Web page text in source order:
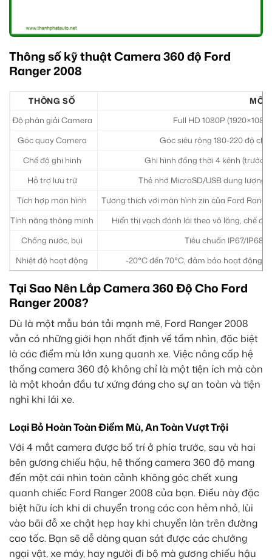
Thông số kỹ thuật Camera 360 độ Ford
Ranger 2008
THÔNG SỐ
MÔ
Độ phân giải Camera
Full HD 1080P
Góc quay Camera
Góc siêu rộng 180-220 độ
Chế độ ghi hình
Ghi hình đồng thời 4 kênh (trước,
Hỗ trợ lưu trữ
Thẻ nhớ MicroSD/USB dung lượng
Tích hợp màn hình
Tương thích với màn hình zin của Ford
Tính năng thông minh
Hiển thị vạch đánh lái theo vô lăng, chế
Chống nước, bụi
Tiêu chuẩn IP67/IP68
Nhiệt độ hoạt động
-20°C đến 70°C, đảm bảo hoạt động
Tại Sao Nên Lắp Camera 360 Độ Cho Ford
Ranger 2008?
Dù là một mẫu bán tải mạnh mẽ, Ford Ranger 2008
vẫn có những giới hạn nhất định về tầm nhìn, đặc biệt
là các điểm mù lớn xung quanh xe. Việc nâng cấp hệ
thống camera 360 độ không chỉ là một tiện ích mà còn
là một khoản đầu tư xứng đáng cho sự an toàn và tiện
nghi khi lái xe.
Loại Bỏ Hoàn Toàn Điểm Mù, An Toàn Vượt Trội
Với 4 mắt camera được bố trí ở phía trước, sau và hai
bên gương chiếu hậu, hệ thống camera 360 độ mang
đến một cái nhìn toàn cảnh không góc chết xung
quanh chiếc Ford Ranger 2008 của bạn. Điều này đặc
biệt hữu ích khi di chuyển trong các con hẻm nhỏ, lùi
vào bãi đỗ xe chật hẹp hay khi chuyển làn trên đường
cao tốc. Bạn sẽ dễ dàng quan sát được các chướng
ngại vật, xe máy, hay người đi bộ mà gương chiếu hậu